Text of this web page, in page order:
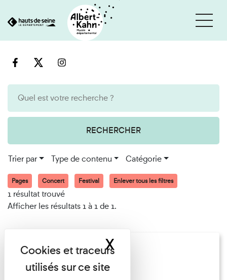
au
RECHERCHER
Trier par Type de contenu Catégorie
Pages Concert Festival Enlever tous les filtres
1 résultat trouvé
Afficher les résultats 1 à 1 de 1.
Nuit des musées
Cookies et traceurs utilisés sur ce site
XMasquer le